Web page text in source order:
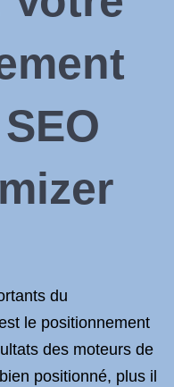
du
le positionnement
des moteurs de
positionné, plus il